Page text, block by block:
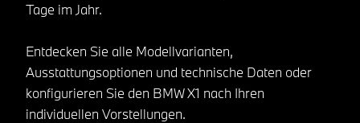
Tage im Jahr.
Entdecken Sie alle Modellvarianten,
Ausstattungsoptionen und technische Daten oder
konfigurieren Sie den BMW X1 nach Ihren
individuellen Vorstellungen.